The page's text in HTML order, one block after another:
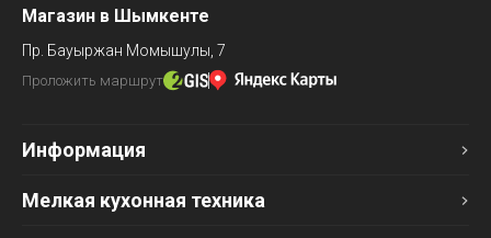
Магазин в Шымкенте
Пр. Бауыржан Момышулы, 7
Проложить маршрут
Информация
Мелкая кухонная техника